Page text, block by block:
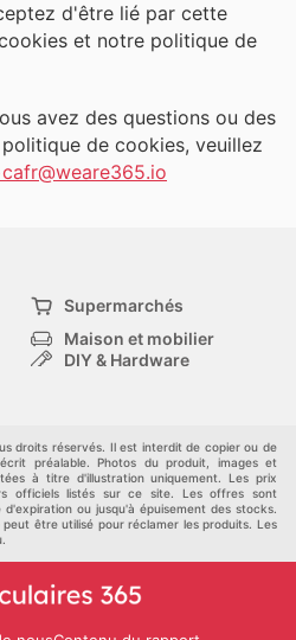
d'être lié par cette
et notre politique de
avez des questions ou des
de cookies, veuillez
Supermarchés
Maison et mobilier
DIY & Hardware
droits réservés. Il est interdit de copier ou de
préalable. Photos du produit, images et
à titre d'illustration uniquement. Les prix
officiels listés sur ce site. Les offres sont
ou jusqu'à épuisement des stocks.
être utilisé pour réclamer les produits. Les